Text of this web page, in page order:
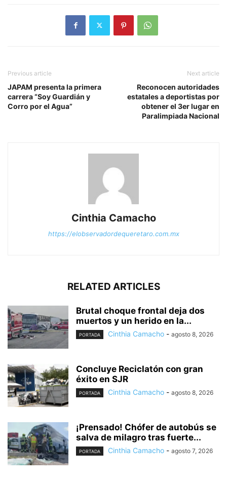
Previous article
JAPAM presenta la primera
carrera “Soy Guardián y
Corro por el Agua”
Next article
Reconocen autoridades
estatales a deportistas por
obtener el 3er lugar en
Paralimpiada Nacional
Cinthia Camacho
https://elobservadordequeretaro.com.mx
RELATED ARTICLES
Brutal choque frontal deja dos
muertos y un herido en la...
PORTADA Cinthia Camacho - agosto 8, 2026
Concluye Reciclatón con gran
éxito en SJR
PORTADA Cinthia Camacho - agosto 8, 2026
¡Prensado! Chófer de autobús se
salva de milagro tras fuerte...
PORTADA Cinthia Camacho - agosto 7, 2026